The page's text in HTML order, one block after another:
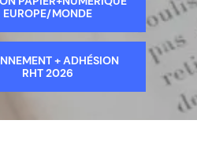
EUROPE/MONDE
+ ADHÉSION
RHT 2026